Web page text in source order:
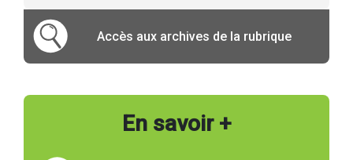
Accès aux archives de la rubrique
En savoir +